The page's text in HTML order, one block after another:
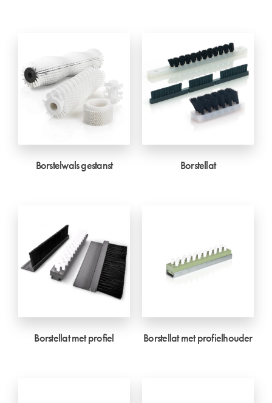
Borstelwals gestanst Borstellat
Borstellat met profiel Borstellat met profielhouder